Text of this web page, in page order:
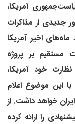
آمریکا،
جدیدی از مذاکرات
ماه‌های اخیر آمریکا
مستقیم بر پروژه
خود آمریکا،
با این موضوع اعلام
ایران خواهد داشت. از
را ارائه کرده